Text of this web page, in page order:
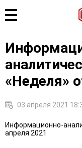
«Неделя»
03 апреля 2021
Информационно-
апреля 2021